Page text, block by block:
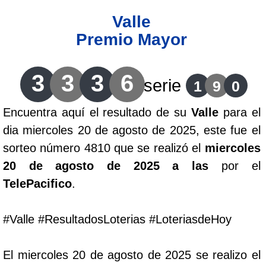
Lotería de Santander
Lotería del Cauca
Lotería de Boyaca
Extra de Colombia
Antioqueñita Día
Valle
Premio Mayor
3 3 3 6 serie 1 9 0
Encuentra aquí el resultado de su Vallepara el
dia miercoles 20 de agosto de 2025, este fue el
sorteo número 4810 que se realizó el miercoles
20 de agosto de 2025 a las por el
TelePacifico.
#Valle #ResultadosLoterias #LoteriasdeHoy
El miercoles 20 de agosto de 2025 se realizo el